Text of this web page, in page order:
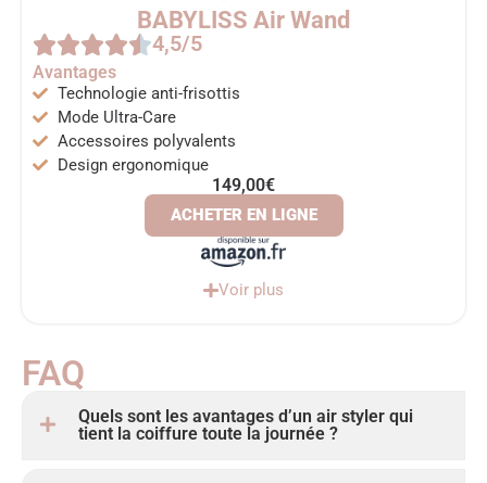
BABYLISS Air Wand
4,5/5
Avantages
Technologie anti-frisottis
Mode Ultra-Care
Accessoires polyvalents
Design ergonomique
149,00€
ACHETER EN LIGNE
Voir plus
FAQ ​
Quels sont les avantages d’un air styler qui
tient la coiffure toute la journée ?